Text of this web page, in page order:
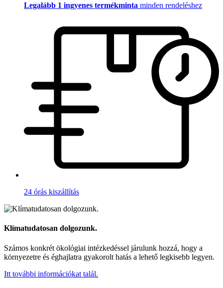
Legalább 1 ingyenes termékminta minden rendeléshez
24 órás kiszállítás
Klímatudatosan dolgozunk.
Számos konkrét ökológiai intézkedéssel járulunk hozzá, hogy a
környezetre és éghajlatra gyakorolt hatás a lehető legkisebb legyen.
Itt további információkat talál.